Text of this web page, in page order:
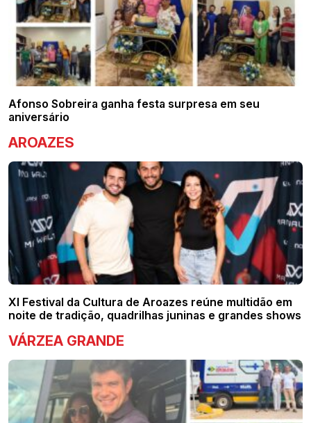
Afonso Sobreira ganha festa surpresa em seu
aniversário
AROAZES
XI Festival da Cultura de Aroazes reúne multidão em
noite de tradição, quadrilhas juninas e grandes shows
VÁRZEA GRANDE